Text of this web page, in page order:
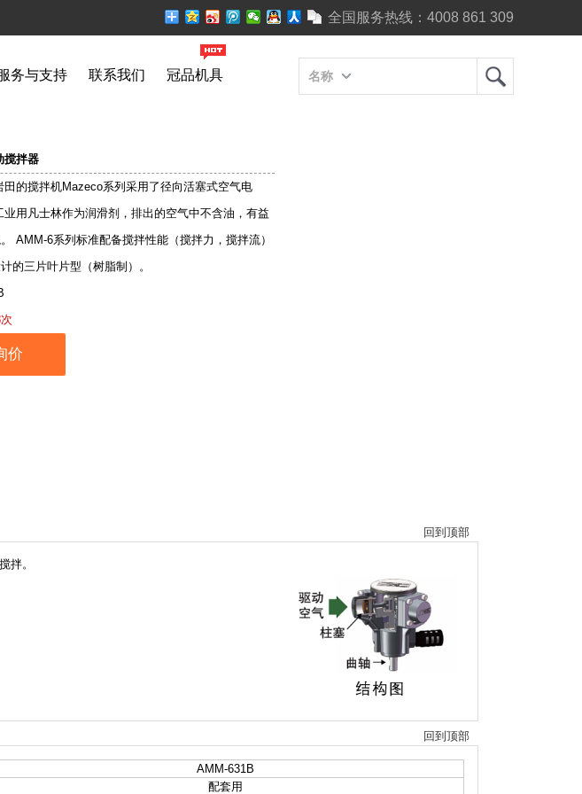
全国服务热线： 4008 861 309
务与支持 联系我们 冠品机具 名称
搅拌器
田的搅拌机Mazeco系列采用了径向活塞式空气电
业用凡士林作为润滑剂，排出的空气中不含油，有益
AMM-6系列标准配备搅拌性能（搅拌力，搅拌流）
的三片叶片型（树脂制）。
价
回到顶部
拌。
回到顶部
AMM-631B
配套用